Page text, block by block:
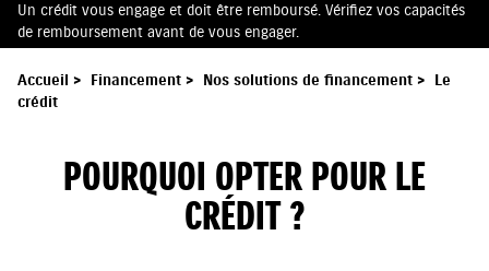
Un crédit vous engage et doit être remboursé. Vérifiez vos capacités
de remboursement avant de vous engager.
Accueil > Financement > Nos solutions de financement > Le
crédit
POURQUOI OPTER POUR LE
CRÉDIT ?